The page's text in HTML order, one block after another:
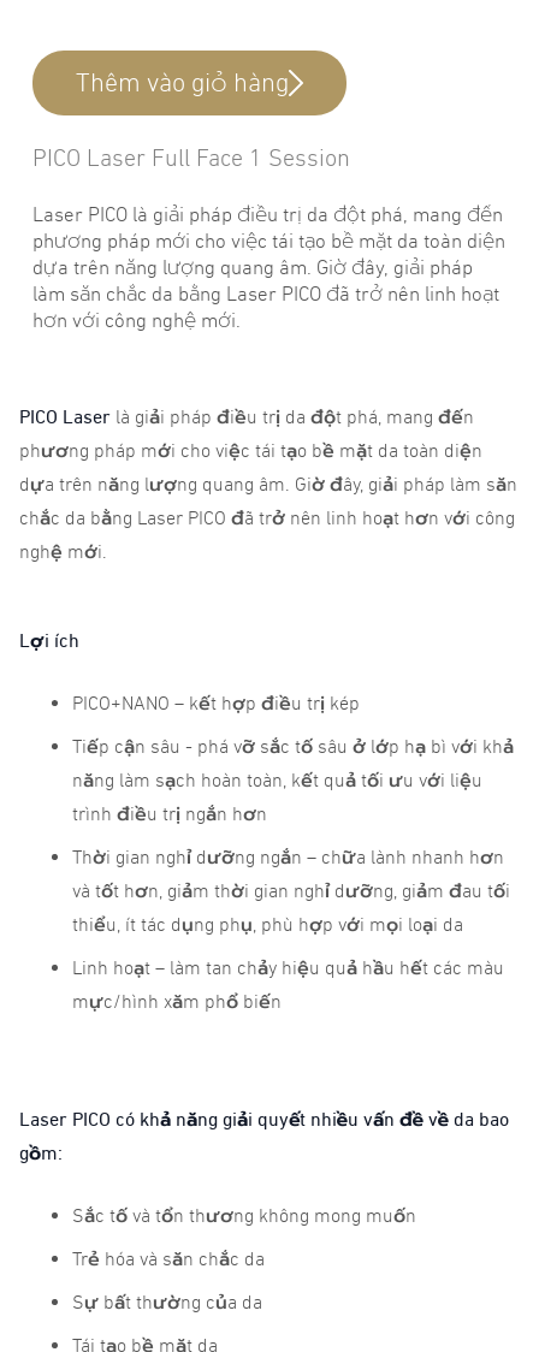
Thêm vào giỏ hàng
PICO Laser Full Face 1 Session
Laser PICO là giải pháp điều trị da đột phá, mang đến
phương pháp mới cho việc tái tạo bề mặt da toàn diện
dựa trên năng lượng quang âm. Giờ đây, giải pháp
làm săn chắc da bằng Laser PICO đã trở nên linh hoạt
hơn với công nghệ mới.
PICO Laser là giải pháp điều trị da đột phá, mang đến
phương pháp mới cho việc tái tạo bề mặt da toàn diện
dựa trên năng lượng quang âm. Giờ đây, giải pháp làm săn
chắc da bằng Laser PICO đã trở nên linh hoạt hơn với công
nghệ mới.
Lợi ích
PICO+NANO – kết hợp điều trị kép
Tiếp cận sâu - phá vỡ sắc tố sâu ở lớp hạ bì với khả
năng làm sạch hoàn toàn, kết quả tối ưu với liệu
trình điều trị ngắn hơn
Thời gian nghỉ dưỡng ngắn – chữa lành nhanh hơn
và tốt hơn, giảm thời gian nghỉ dưỡng, giảm đau tối
thiểu, ít tác dụng phụ, phù hợp với mọi loại da
Linh hoạt – làm tan chảy hiệu quả hầu hết các màu
mực/hình xăm phổ biến
Laser PICO có khả năng giải quyết nhiều vấn đề về da bao
gồm:
Sắc tố và tổn thương không mong muốn
Trẻ hóa và săn chắc da
Sự bất thường của da
Tái tạo bề mặt da